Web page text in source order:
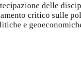
delle
critico sulle
e